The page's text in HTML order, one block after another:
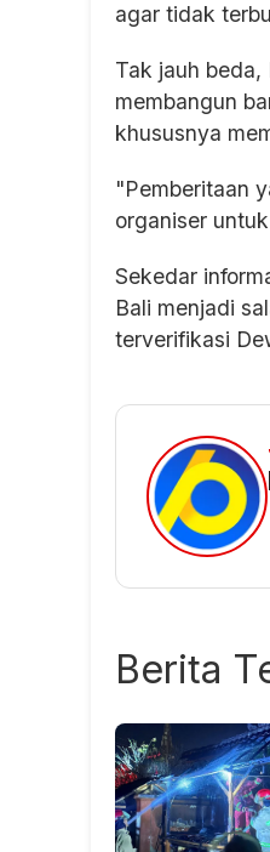
agar tidak
Tak jauh
membangun
khususnya
"Pemberitaan
organiser
Sekedar
Bali menjadi
terverifikasi
Berita